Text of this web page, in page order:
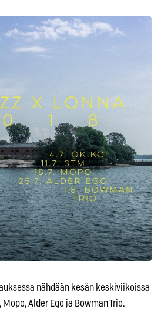
nähdään kesän keskiviikoissa
Alder Ego ja Bowman Trio.